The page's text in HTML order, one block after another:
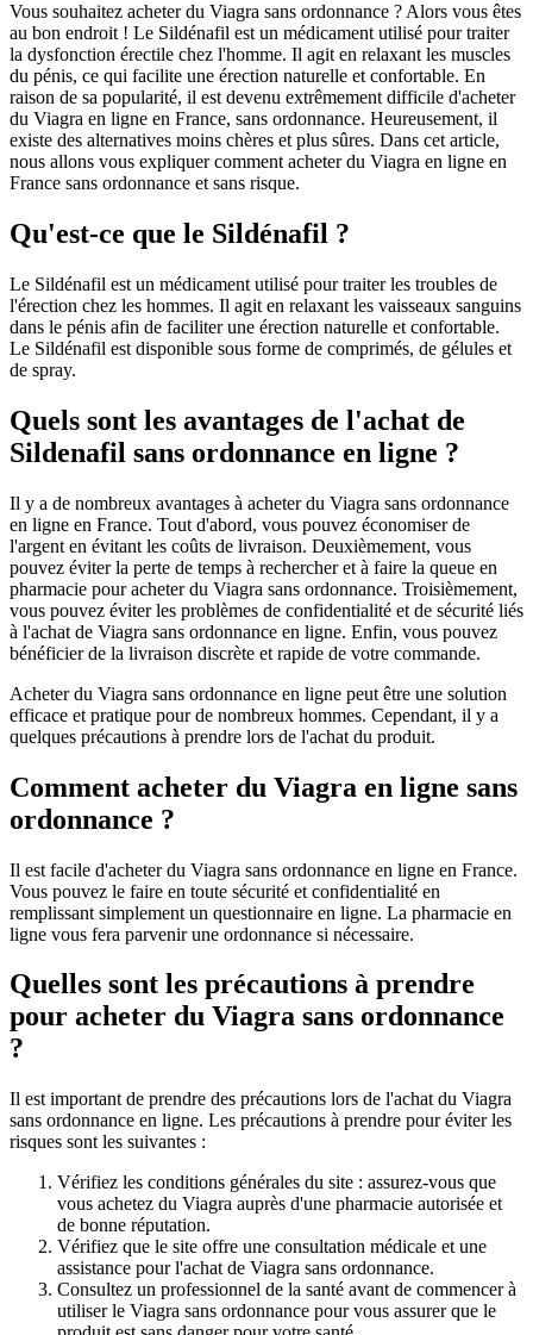
Vous souhaitez acheter du Viagra sans ordonnance ? Alors vous êtes
au bon endroit ! Le Sildénafil est un médicament utilisé pour traiter
la dysfonction érectile chez l'homme. Il agit en relaxant les muscles
du pénis, ce qui facilite une érection naturelle et confortable. En
raison de sa popularité, il est devenu extrêmement difficile d'acheter
du Viagra en ligne en France, sans ordonnance. Heureusement, il
existe des alternatives moins chères et plus sûres. Dans cet article,
nous allons vous expliquer comment acheter du Viagra en ligne en
France sans ordonnance et sans risque.
Qu'est-ce que le Sildénafil ?
Le Sildénafil est un médicament utilisé pour traiter les troubles de
l'érection chez les hommes. Il agit en relaxant les vaisseaux sanguins
dans le pénis afin de faciliter une érection naturelle et confortable.
Le Sildénafil est disponible sous forme de comprimés, de gélules et
de spray.
Quels sont les avantages de l'achat de
Sildenafil sans ordonnance en ligne ?
Il y a de nombreux avantages à acheter du Viagra sans ordonnance
en ligne en France. Tout d'abord, vous pouvez économiser de
l'argent en évitant les coûts de livraison. Deuxièmement, vous
pouvez éviter la perte de temps à rechercher et à faire la queue en
pharmacie pour acheter du Viagra sans ordonnance. Troisièmement,
vous pouvez éviter les problèmes de confidentialité et de sécurité liés
à l'achat de Viagra sans ordonnance en ligne. Enfin, vous pouvez
bénéficier de la livraison discrète et rapide de votre commande.
Acheter du Viagra sans ordonnance en ligne peut être une solution
efficace et pratique pour de nombreux hommes. Cependant, il y a
quelques précautions à prendre lors de l'achat du produit.
Comment acheter du Viagra en ligne sans
ordonnance ?
Il est facile d'acheter du Viagra sans ordonnance en ligne en France.
Vous pouvez le faire en toute sécurité et confidentialité en
remplissant simplement un questionnaire en ligne. La pharmacie en
ligne vous fera parvenir une ordonnance si nécessaire.
Quelles sont les précautions à prendre
pour acheter du Viagra sans ordonnance
?
Il est important de prendre des précautions lors de l'achat du Viagra
sans ordonnance en ligne. Les précautions à prendre pour éviter les
risques sont les suivantes :
Vérifiez les conditions générales du site : assurez-vous que
vous achetez du Viagra auprès d'une pharmacie autorisée et
de bonne réputation.
Vérifiez que le site offre une consultation médicale et une
assistance pour l'achat de Viagra sans ordonnance.
Consultez un professionnel de la santé avant de commencer à
utiliser le Viagra sans ordonnance pour vous assurer que le